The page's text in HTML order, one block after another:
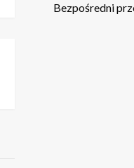
Bezpośredni